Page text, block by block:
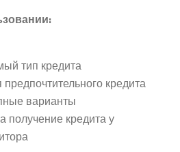
тип кредита
кредита
варианты
получение кредита у